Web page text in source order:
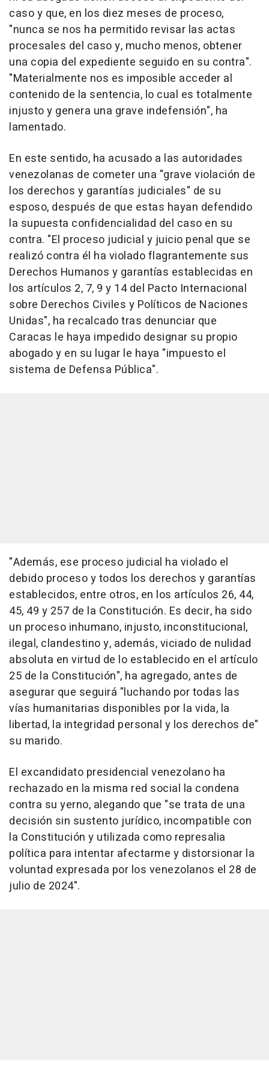
caso y que, en los diez meses de proceso,
"nunca se nos ha permitido revisar las actas
procesales del caso y, mucho menos, obtener
una copia del expediente seguido en su contra".
"Materialmente nos es imposible acceder al
contenido de la sentencia, lo cual es totalmente
injusto y genera una grave indefensión", ha
lamentado.
En este sentido, ha acusado a las autoridades
venezolanas de cometer una "grave violación de
los derechos y garantías judiciales" de su
esposo, después de que estas hayan defendido
la supuesta confidencialidad del caso en su
contra. "El proceso judicial y juicio penal que se
realizó contra él ha violado flagrantemente sus
Derechos Humanos y garantías establecidas en
los artículos 2, 7, 9 y 14 del Pacto Internacional
sobre Derechos Civiles y Políticos de Naciones
Unidas", ha recalcado tras denunciar que
Caracas le haya impedido designar su propio
abogado y en su lugar le haya "impuesto el
sistema de Defensa Pública".
"Además, ese proceso judicial ha violado el
debido proceso y todos los derechos y garantías
establecidos, entre otros, en los artículos 26, 44,
45, 49 y 257 de la Constitución. Es decir, ha sido
un proceso inhumano, injusto, inconstitucional,
ilegal, clandestino y, además, viciado de nulidad
absoluta en virtud de lo establecido en el artículo
25 de la Constitución", ha agregado, antes de
asegurar que seguirá "luchando por todas las
vías humanitarias disponibles por la vida, la
libertad, la integridad personal y los derechos de"
su marido.
El excandidato presidencial venezolano ha
rechazado en la misma red social la condena
contra su yerno, alegando que "se trata de una
decisión sin sustento jurídico, incompatible con
la Constitución y utilizada como represalia
política para intentar afectarme y distorsionar la
voluntad expresada por los venezolanos el 28 de
julio de 2024".